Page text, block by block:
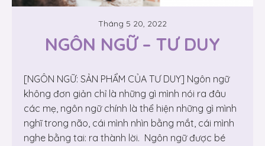
Tháng 5 20, 2022
NGÔN NGỮ – TƯ DUY
[NGÔN NGỮ: SẢN PHẨM CỦA TƯ DUY] Ngôn ngữ
không đơn giản chỉ là những gì mình nói ra đâu
các mẹ, ngôn ngữ chính là thể hiện những gì mình
nghĩ trong não, cái mình nhìn bằng mắt, cái mình
nghe bằng tai: ra thành lời. Ngôn ngữ được bé